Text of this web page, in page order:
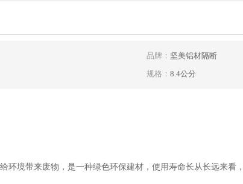
品牌： 坚美铝材隔断
规格： 8.4公分
环境带来废物，是一种绿色环保建材，使用寿命长从长远来看